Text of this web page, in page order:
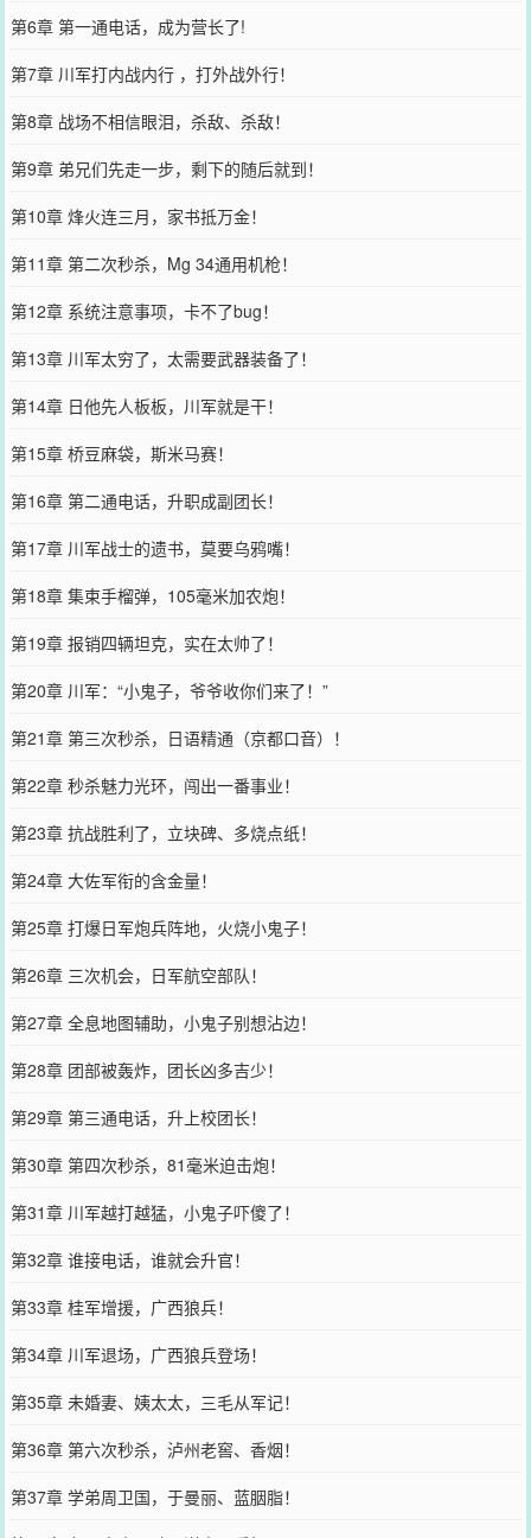
第6章 第一通电话，成为营长了!
第7章 川军打内战内行 ，打外战外行！
第8章 战场不相信眼泪，杀敌、杀敌！
第9章 弟兄们先走一步，剩下的随后就到！
第10章 烽火连三月，家书抵万金！
第11章 第二次秒杀，Mg 34通用机枪！
第12章 系统注意事项，卡不了bug！
第13章 川军太穷了，太需要武器装备了！
第14章 日他先人板板，川军就是干！
第15章 桥豆麻袋，斯米马赛！
第16章 第二通电话，升职成副团长！
第17章 川军战士的遗书，莫要乌鸦嘴！
第18章 集束手榴弹，105毫米加农炮！
第19章 报销四辆坦克，实在太帅了！
第20章 川军：“小鬼子，爷爷收你们来了！”
第21章 第三次秒杀，日语精通（京都口音）！
第22章 秒杀魅力光环，闯出一番事业！
第23章 抗战胜利了，立块碑、多烧点纸！
第24章 大佐军衔的含金量！
第25章 打爆日军炮兵阵地，火烧小鬼子！
第26章 三次机会，日军航空部队！
第27章 全息地图辅助，小鬼子别想沾边！
第28章 团部被轰炸，团长凶多吉少！
第29章 第三通电话，升上校团长！
第30章 第四次秒杀，81毫米迫击炮！
第31章 川军越打越猛，小鬼子吓傻了！
第32章 谁接电话，谁就会升官！
第33章 桂军增援，广西狼兵！
第34章 川军退场，广西狼兵登场！
第35章 未婚妻、姨太太，三毛从军记！
第36章 第六次秒杀，泸州老窖、香烟！
第37章 学弟周卫国，于曼丽、蓝胭脂！